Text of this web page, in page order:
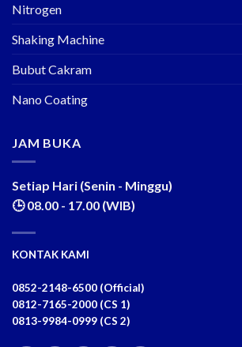
Nitrogen
Shaking Machine
Bubut Cakram
Nano Coating
JAM BUKA
Setiap Hari (Senin - Minggu)
🕒 08.00 - 17.00 (WIB)
KONTAK KAMI
0852-2148-6500 (Official)
0812-7165-2000 (CS 1)
0813-9984-0999 (CS 2)